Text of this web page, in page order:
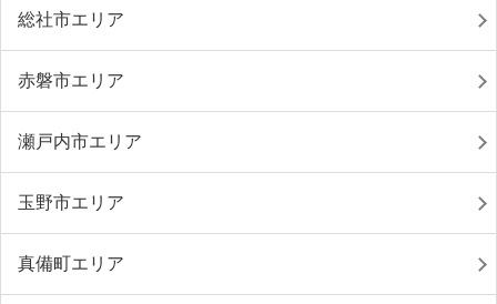
総社市エリア
赤磐市エリア
瀬戸内市エリア
玉野市エリア
真備町エリア